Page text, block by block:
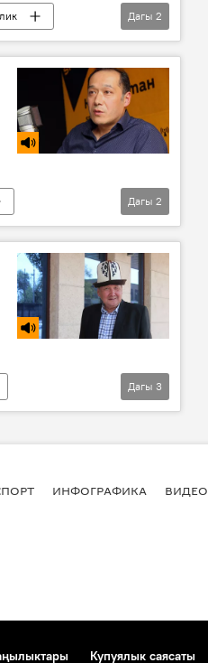
Дагы 2
Дагы 2
Дагы 3
ИНФОГРАФИКА ВИДЕО
Купуялык саясаты